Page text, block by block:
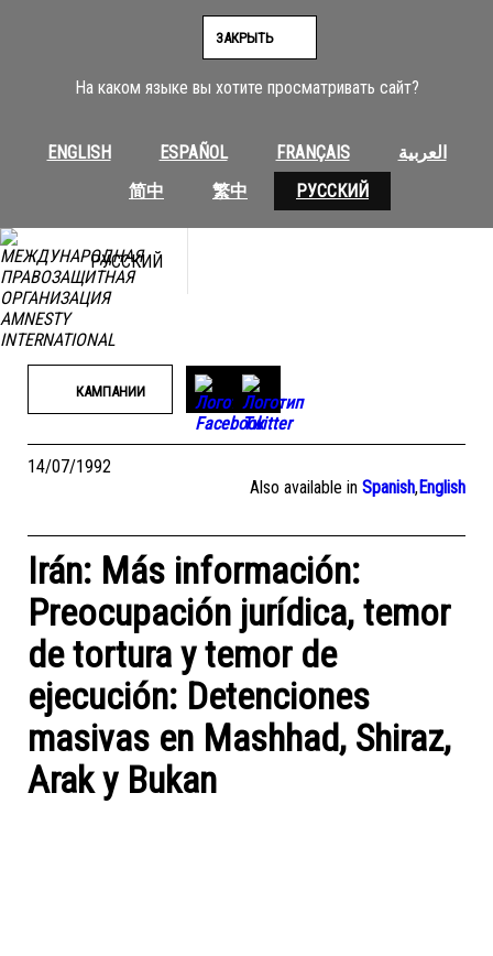
На каком языке вы хотите просматривать сайт?
ENGLISH ESPAÑOL FRANÇAIS
العربية
简中
繁中 РУССКИЙ
ЗАКРЫТЬ
РУССКИЙ
КАМПАНИИ
14/07/1992
Also available in Spanish,English
Irán: Más información:
Preocupación jurídica, temor
de tortura y temor de
ejecución: Detenciones
masivas en Mashhad, Shiraz,
Arak y Bukan